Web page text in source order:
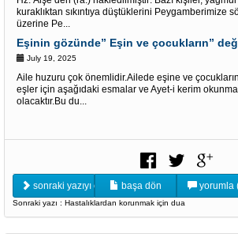
kuraklıktan sıkıntıya düştüklerini Peygamberimize
üzerine Pe...
July 19, 2025
Aile huzuru çok önemlidir.Ailede eşine ve
eşler için aşağıdaki esmalar ve Ayet-i kerim
olacaktır.Bu du...
sonraki yazıyı oku başa dön yorumla
Sonraki yazı : Hastalıklardan korunmak için dua